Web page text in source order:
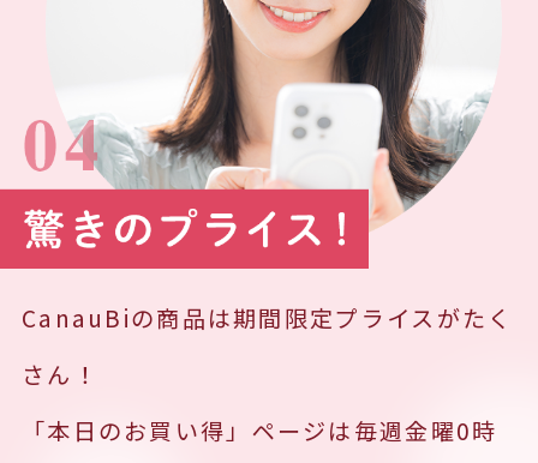
CanauBiの商品は期間限定プライスがたく
さん！
「本日のお買い得」ページは毎週金曜0時